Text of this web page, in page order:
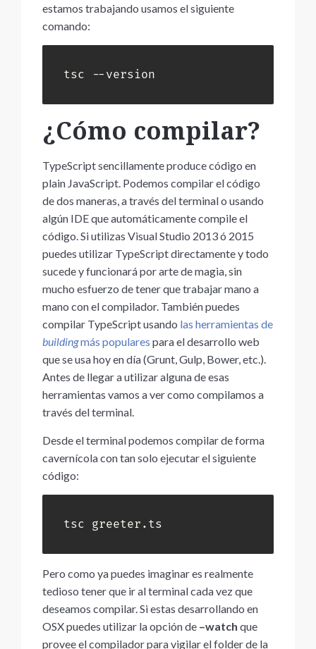
estamos trabajando usamos el siguiente
comando:
tsc --version
¿Cómo compilar?
TypeScript sencillamente produce código en
plain JavaScript. Podemos compilar el código
de dos maneras, a través del terminal o usando
algún IDE que automáticamente compile el
código. Si utilizas Visual Studio 2013 ó 2015
puedes utilizar TypeScript directamente y todo
sucede y funcionará por arte de magia, sin
mucho esfuerzo de tener que trabajar mano a
mano con el compilador. También puedes
compilar TypeScript usando las herramientas de
buildingmás populares para el desarrollo web
que se usa hoy en día (Grunt, Gulp, Bower, etc.).
Antes de llegar a utilizar alguna de esas
herramientas vamos a ver como compilamos a
través del terminal.
Desde el terminal podemos compilar de forma
cavernícola con tan solo ejecutar el siguiente
código:
tsc greeter.ts
Pero como ya puedes imaginar es realmente
tedioso tener que ir al terminal cada vez que
deseamos compilar. Si estas desarrollando en
OSX puedes utilizar la opción de –watch que
provee el compilador para vigilar el folder de la